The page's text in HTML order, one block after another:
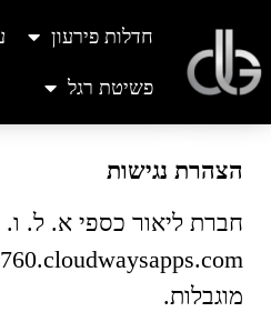
חדלות פירעון
פשיטת רגל
הצהרת נגישות
מוגבלות.